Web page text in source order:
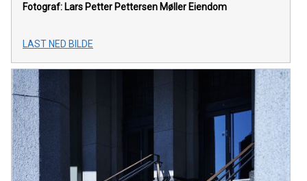
Fotograf: Lars Petter Pettersen Møller Eiendom
LAST NED BILDE